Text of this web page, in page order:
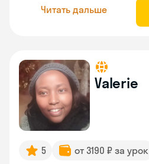
Читать дальше
Valerie
5 от 3190 ₽ за урок